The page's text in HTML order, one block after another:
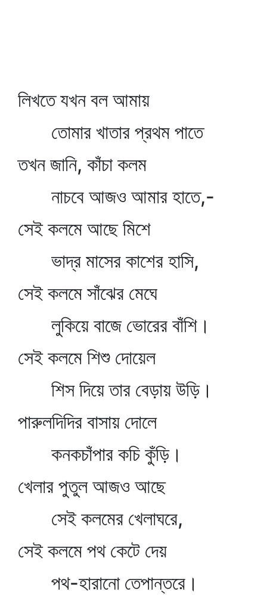
লিখতে যখন বল আমায়
তোমার খাতার প্রথম পাতে
তখন জানি, কাঁচা কলম
নাচবে আজও আমার হাতে,-
সেই কলমে আছে মিশে
ভাদ্র মাসের কাশের হাসি,
সেই কলমে সাঁঝের মেঘে
লুকিয়ে বাজে ভোরের বাঁশি।
সেই কলমে শিশু দোয়েল
শিস দিয়ে তার বেড়ায় উড়ি।
পারুলদিদির বাসায় দোলে
কনকচাঁপার কচি কুঁড়ি।
খেলার পুতুল আজও আছে
সেই কলমের খেলাঘরে,
সেই কলমে পথ কেটে দেয়
পথ-হারানো তেপান্তরে।